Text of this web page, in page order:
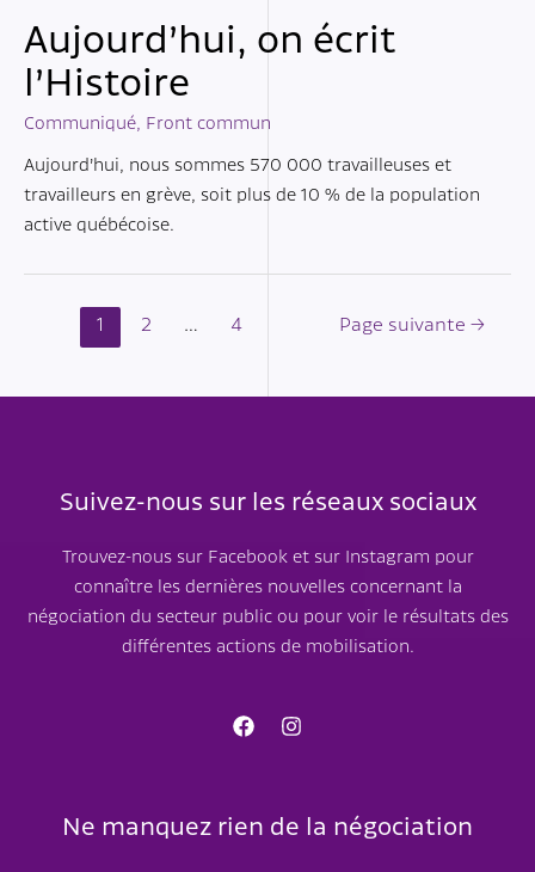
Aujourd’hui, on écrit
l’Histoire
Communiqué Front commun
Aujourd’hui, nous sommes 570 000 travailleuses et
travailleurs en grève, soit plus de 10 % de la population
active québécoise.
Navigation
1 2 … 4 Page suivante→
Suivez-nous sur les réseaux sociaux
Trouvez-nous sur Facebook et sur Instagram pour
connaître les dernières nouvelles concernant la
négociation du secteur public ou pour voir le résultats des
différentes actions de mobilisation.
Ne manquez rien de la négociation